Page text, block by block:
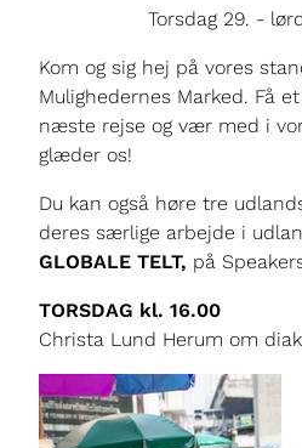
Torsdag 29. -
Kom og sig hej på vores
Mulighedernes Marked. Få
næste rejse og vær med i
glæder os!
Du kan også høre tre
deres særlige arbejde i
GLOBALE TELT, på
TORSDAG kl. 16.00
Christa Lund Herum om